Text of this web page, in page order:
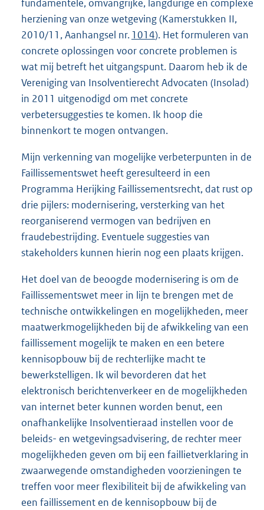
fundamentele, omvangrijke, langdurige en complexe
herziening van onze wetgeving (Kamerstukken II,
2010/11, Aanhangsel nr. 1014). Het formuleren van
concrete oplossingen voor concrete problemen is
wat mij betreft het uitgangspunt. Daarom heb ik de
Vereniging van Insolventierecht Advocaten (Insolad)
in 2011 uitgenodigd om met concrete
verbetersuggesties te komen. Ik hoop die
binnenkort te mogen ontvangen.
Mijn verkenning van mogelijke verbeterpunten in de
Faillissementswet heeft geresulteerd in een
Programma Herijking Faillissementsrecht, dat rust op
drie pijlers: modernisering, versterking van het
reorganiserend vermogen van bedrijven en
fraudebestrijding. Eventuele suggesties van
stakeholders kunnen hierin nog een plaats krijgen.
Het doel van de beoogde modernisering is om de
Faillissementswet meer in lijn te brengen met de
technische ontwikkelingen en mogelijkheden, meer
maatwerkmogelijkheden bij de afwikkeling van een
faillissement mogelijk te maken en een betere
kennisopbouw bij de rechterlijke macht te
bewerkstelligen. Ik wil bevorderen dat het
elektronisch berichtenverkeer en de mogelijkheden
van internet beter kunnen worden benut, een
onafhankelijke Insolventieraad instellen voor de
beleids- en wetgevingsadvisering, de rechter meer
mogelijkheden geven om bij een faillietverklaring in
zwaarwegende omstandigheden voorzieningen te
treffen voor meer flexibiliteit bij de afwikkeling van
een faillissement en de kennisopbouw bij de